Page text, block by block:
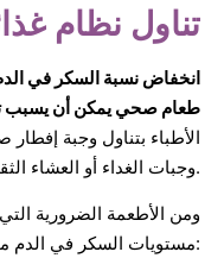
تناول نظام
انخفاض نسبة السكر في
طعام صحي يمكن أن يسبب
الأطباء بتناول وجبة
وجبات الغداء أو العشاء الثقيلة.
ومن الأطعمة الضرورية
مستويات السكر في الدم ما يلي: